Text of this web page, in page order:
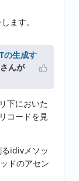
ます。
の生成す
さんが
下においた
コードを見
idivメソッ
ドのアセン